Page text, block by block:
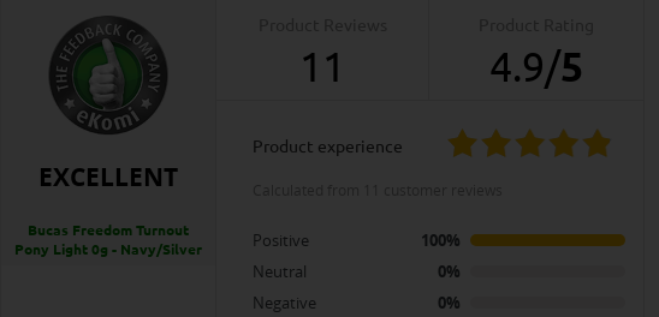
EXCELLENT
Bucas Freedom Turnout
Pony Light 0g - Navy/Silver
11 4.9/5
product experience
Positive
100%
Neutral
0%
Negative
0%